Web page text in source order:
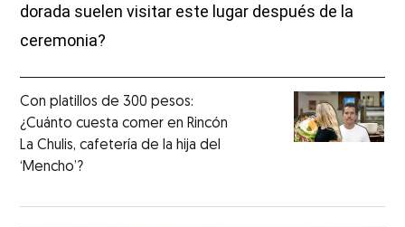
dorada suelen visitar este lugar después de la
ceremonia?
Con platillos de 300 pesos:
¿Cuánto cuesta comer en Rincón
La Chulis, cafetería de la hija del
‘Mencho’?